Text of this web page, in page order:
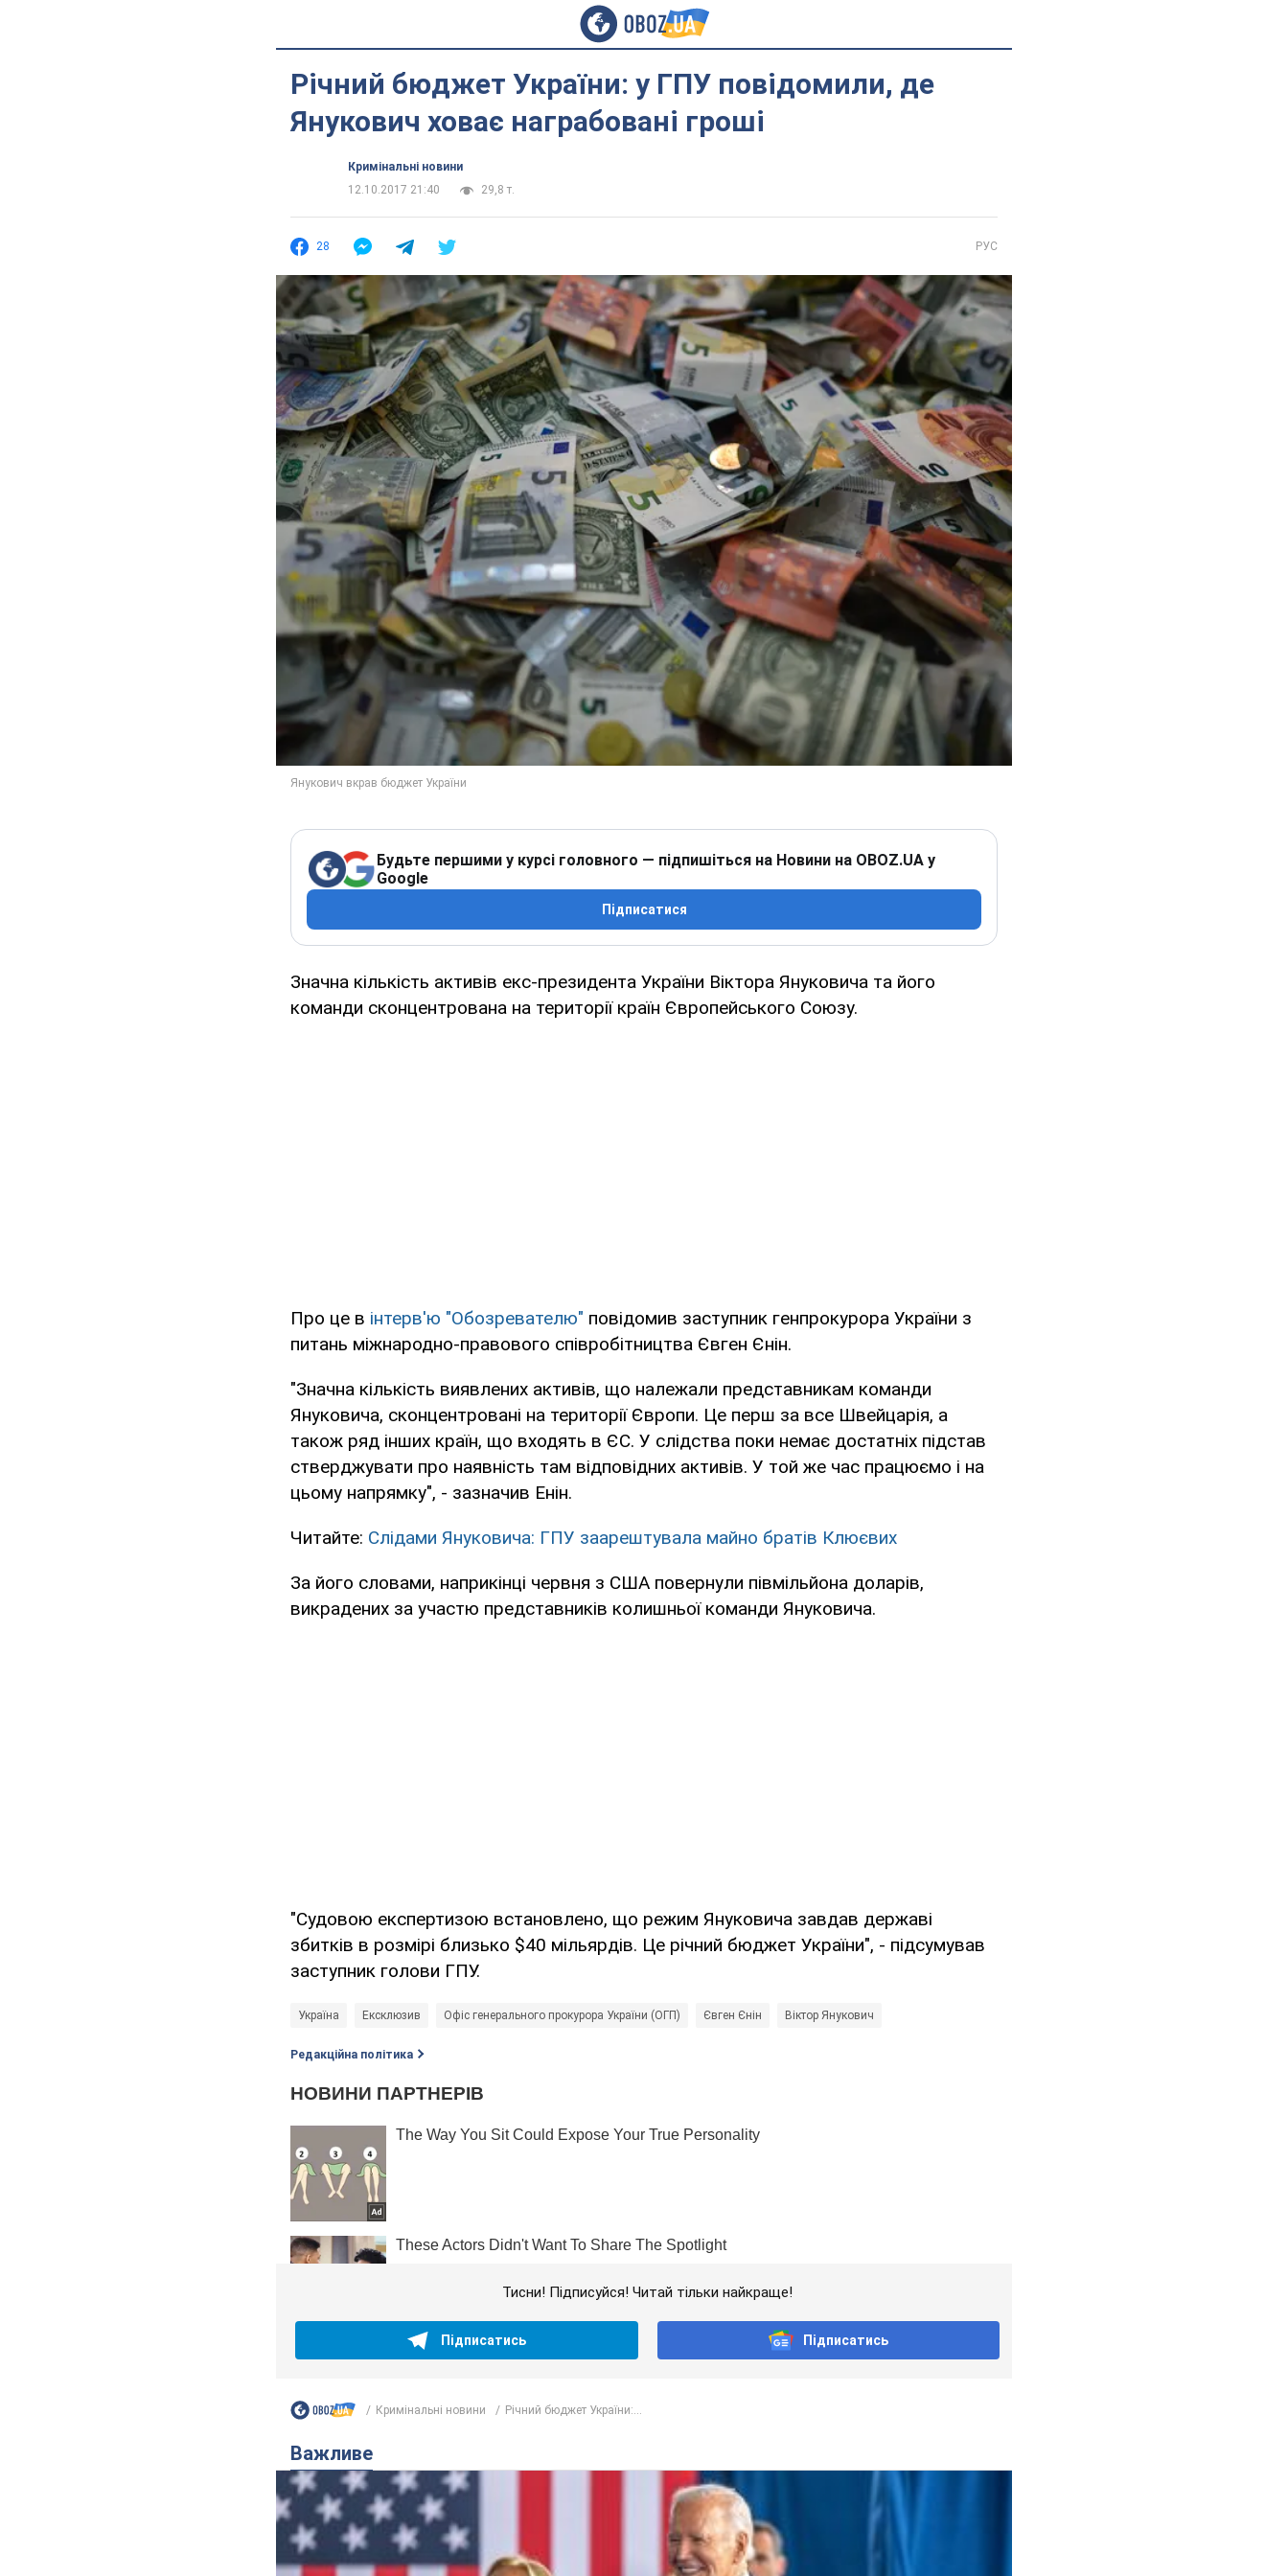
Річний бюджет України: у ГПУ повідомили, де
Янукович ховає награбовані гроші
Кримінальні новини
12.10.2017 21:40
29,8 т.
28 РУС
Будьте першими у курсі головного — підпишіться на Новини на OBOZ.UA у
Google
Підписатися
Значна кількість активів екс-президента України Віктора Януковича та його
команди сконцентрована на території країн Європейського Союзу.
Про це в інтерв'ю "Обозревателю" повідомив заступник генпрокурора України з
питань міжнародно-правового співробітництва Євген Єнін.
"Значна кількість виявлених активів, що належали представникам команди
Януковича, сконцентровані на території Європи. Це перш за все Швейцарія, а
також ряд інших країн, що входять в ЄС. У слідства поки немає достатніх підстав
стверджувати про наявність там відповідних активів. У той же час працюємо і на
цьому напрямку", - зазначив Енін.
Читайте: Слідами Януковича: ГПУ заарештувала майно братів Клюєвих
За його словами, наприкінці червня з США повернули півмільйона доларів,
викрадених за участю представників колишньої команди Януковича.
"Судовою експертизою встановлено, що режим Януковича завдав державі
збитків в розмірі близько $40 мільярдів. Це річний бюджет України", - підсумував
заступник голови ГПУ.
Україна Ексклюзив Офіс генерального прокурора України (ОГП) Євген Єнін Віктор Янукович
Редакційна політика